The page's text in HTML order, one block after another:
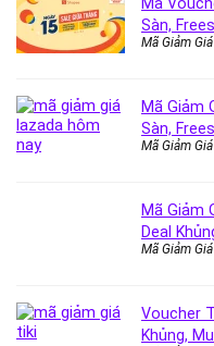
Sàn,
Mã Giảm
Mã Giảm
Sàn,
Mã Giảm
Mã Giảm
Deal
Mã Giảm
Voucher
Khủng,